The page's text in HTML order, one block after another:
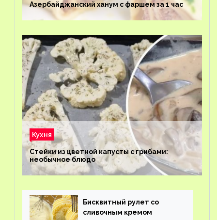
Азербайджанский ханум с фаршем за 1 час
Кухня
Стейки из цветной капусты с грибами:
необычное блюдо
Бисквитный рулет со
сливочным кремом